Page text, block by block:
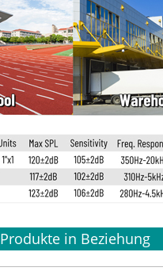
Produkte in Beziehung